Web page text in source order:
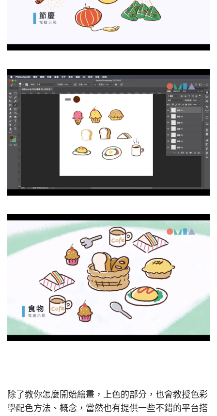
除了教你怎麼開始繪畫，上色的部分，也會教授色彩
學配色方法、概念，當然也有提供一些不錯的平台搭